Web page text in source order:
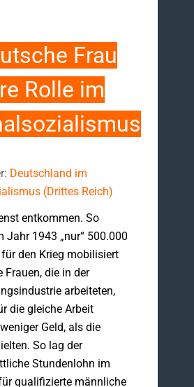
Frau
Rolle im
Deutschland im
(Drittes Reich)
entkommen. So
Jahr 1943 „nur“ 500.000
für den Krieg mobilisiert
Frauen, die in der
arbeiteten,
die gleiche Arbeit
Geld, als die
So lag der
Stundenlohn im
qualifizierte männliche